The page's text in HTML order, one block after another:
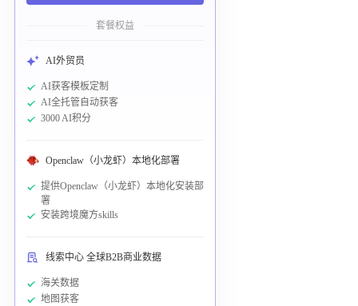
套餐权益
AI外贸员
AI获客模板定制
AI全托管自动获客
3000 AI积分
Openclaw（小龙虾）本地化部署
提供Openclaw（小龙虾）本地化安装部
署
安装跨境魔方skills
线索中心 全球B2B商业数据
海关数据
地图获客